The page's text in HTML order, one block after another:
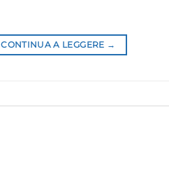
CONTINUA A LEGGERE →